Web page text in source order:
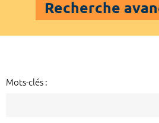
Recherche
Mots-clés :